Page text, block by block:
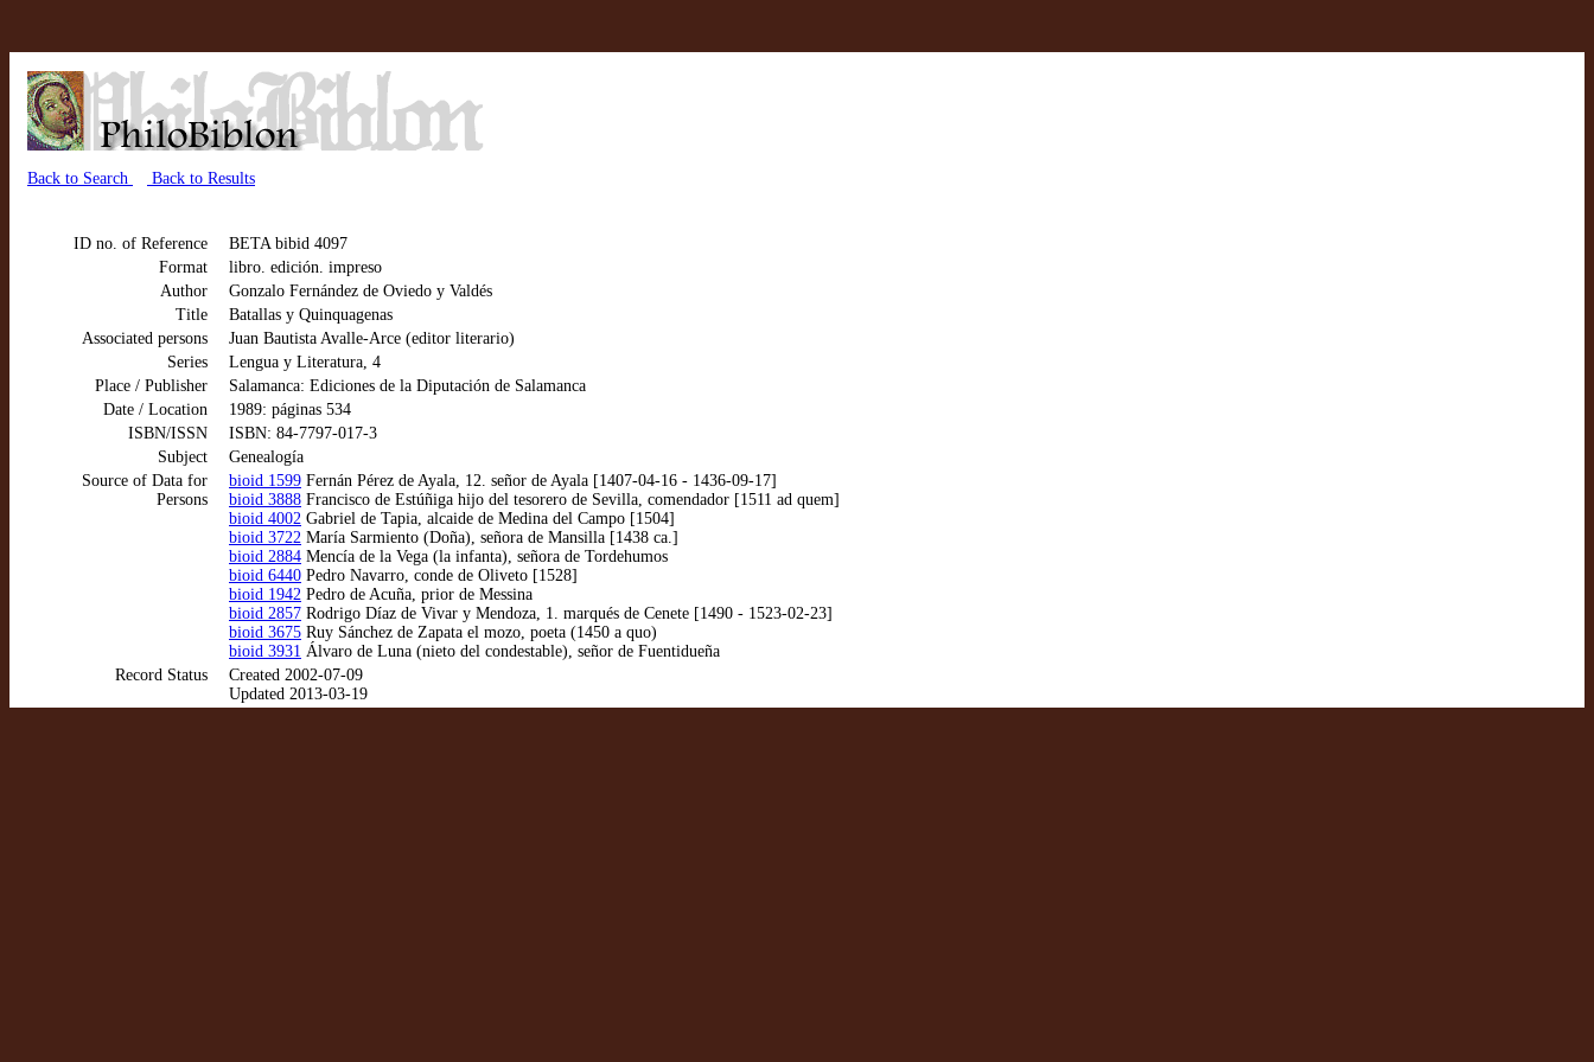
Back to Search Back to Results
ID no. of Reference
BETA bibid 4097
Format
libro. edición. impreso
Author
Gonzalo Fernández de Oviedo y Valdés
Title
Batallas y Quinquagenas
Associated persons
Juan Bautista Avalle-Arce (editor literario)
Series
Lengua y Literatura, 4
Place / Publisher
Salamanca: Ediciones de la Diputación de Salamanca
Date / Location
1989: páginas 534
ISBN/ISSN
ISBN: 84-7797-017-3
Subject
Genealogía
Source of Data for
Persons
bioid 1599 Fernán Pérez de Ayala, 12. señor de Ayala [1407-04-16 - 1436-09-17]
bioid 3888 Francisco de Estúñiga hijo del tesorero de Sevilla, comendador [1511 ad quem]
bioid 4002 Gabriel de Tapia, alcaide de Medina del Campo [1504]
bioid 3722 María Sarmiento (Doña), señora de Mansilla [1438 ca.]
bioid 2884 Mencía de la Vega (la infanta), señora de Tordehumos
bioid 6440 Pedro Navarro, conde de Oliveto [1528]
bioid 1942 Pedro de Acuña, prior de Messina
bioid 2857 Rodrigo Díaz de Vivar y Mendoza, 1. marqués de Cenete [1490 - 1523-02-23]
bioid 3675 Ruy Sánchez de Zapata el mozo, poeta (1450 a quo)
bioid 3931 Álvaro de Luna (nieto del condestable), señor de Fuentidueña
Record Status
Created 2002-07-09
Updated 2013-03-19